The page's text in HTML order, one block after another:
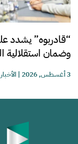
“قادربوه” يشدد
وضمان استقلالية
3 أغسطس, 2026 |الأخبار